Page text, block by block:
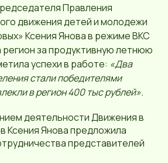
Правления
движения детей и молодежи
Ксения Янова в режиме ВКС
за продуктивную летнюю
успехи в работе: «Два
стали победителями
в регион 400 тыс рублей».
деятельности Движения в
Ксения Янова предложила
представителей